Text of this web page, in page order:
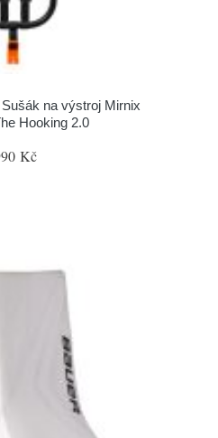
na výstroj Mirnix
Hooking 2.0
Kč